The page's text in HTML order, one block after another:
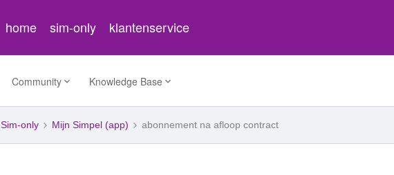
home sim-only klantenservice
Community Knowledge Base
Sim-only Mijn Simpel (app) abonnement na afloop contract